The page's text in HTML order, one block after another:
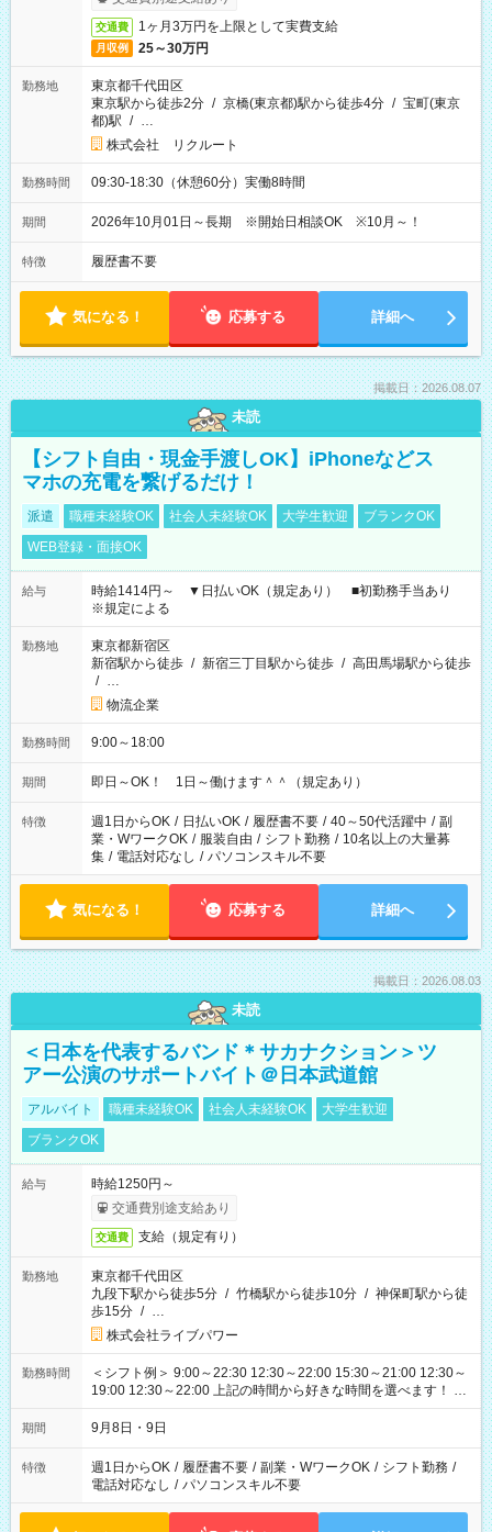
交通費 1ヶ月3万円を上限として実費支給
月収例 25～30万円
勤務地
東京都千代田区
東京駅から徒歩2分 / 京橋(東京都)駅から徒歩4分 / 宝町(東京
都)駅 / …
株式会社 リクルート
勤務時間 09:30-18:30（休憩60分）実働8時間
期間 2026年10月01日～長期 ※開始日相談OK ※10月～！
特徴 履歴書不要
気になる！ 応募する 詳細へ
掲載日：2026.08.07
未読
【シフト自由・現金手渡しOK】iPhoneなどス
マホの充電を繋げるだけ！
派遣 職種未経験OK 社会人未経験OK 大学生歓迎
ブランクOK
WEB登録・面接OK
給与
時給1414円～ ▼日払いOK（規定あり） ■初勤務手当あり
※規定による
勤務地
東京都新宿区
新宿駅から徒歩 / 新宿三丁目駅から徒歩 / 高田馬場駅から徒歩
/ …
物流企業
勤務時間 9:00～18:00
期間 即日～OK！ 1日～働けます＾＾（規定あり）
特徴 週1日からOK / 日払いOK / 履歴書不要 / 40～50代活躍中 / 副
業・WワークOK / 服装自由 / シフト勤務 / 10名以上の大量募
集 / 電話対応なし / パソコンスキル不要
気になる！ 応募する 詳細へ
掲載日：2026.08.03
未読
＜日本を代表するバンド＊サカナクション＞ツ
アー公演のサポートバイト＠日本武道館
アルバイト 職種未経験OK 社会人未経験OK
大学生歓迎
ブランクOK
給与
時給1250円～
交通費別途支給あり
交通費 支給（規定有り）
勤務地
東京都千代田区
九段下駅から徒歩5分 / 竹橋駅から徒歩10分 / 神保町駅から徒
歩15分 / …
株式会社ライブパワー
勤務時間
＜シフト例＞ 9:00～22:30 12:30～22:00 15:30～21:00 12:30～
19:00 12:30～22:00 上記の時間から好きな時間を選べます！ ※
時間は変更となる可能性があります
期間 9月8日・9日
特徴 週1日からOK / 履歴書不要 / 副業・WワークOK / シフト勤務 /
電話対応なし / パソコンスキル不要